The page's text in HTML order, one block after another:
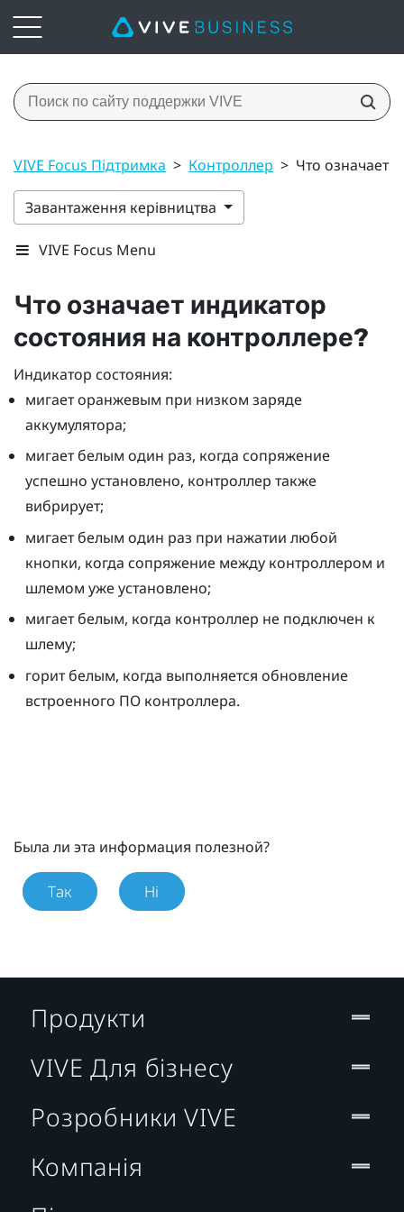
VIVE Focus Підтримка > Контроллер > Что означает
Завантаження керівництва
VIVE Focus Menu
Что означает индикатор
состояния на контроллере?
Индикатор состояния:
мигает оранжевым при низком заряде
аккумулятора;
мигает белым один раз, когда сопряжение
успешно установлено, контроллер также
вибрирует;
мигает белым один раз при нажатии любой
кнопки, когда сопряжение между контроллером и
шлемом уже установлено;
мигает белым, когда контроллер не подключен к
шлему;
горит белым, когда выполняется обновление
встроенного ПО контроллера.
Была ли эта информация полезной?
Так Ні
Продукти
VIVE Для бізнесу
Розробники VIVE
Компанія